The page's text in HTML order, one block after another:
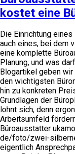
kostet eine
Die Einrichtung
auch eines, bei dem
eine komplette
Planung, und was
Blogartikel geben
den wichtigsten
hin zu konkreten
Grundlagen der
lohnt sich, denn
Arbeitsumfeld
Büroausstatter
de/foto/zwei-
eigentlich